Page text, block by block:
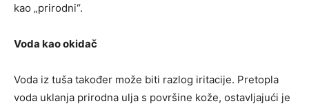
kao „prirodni“.
Voda kao okidač
Voda iz tuša također može biti razlog iritacije. Pretopla
voda uklanja prirodna ulja s površine kože, ostavljajući je